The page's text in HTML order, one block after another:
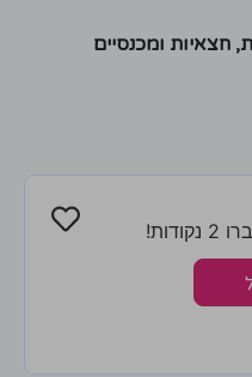
חצאיות ומכנסיים